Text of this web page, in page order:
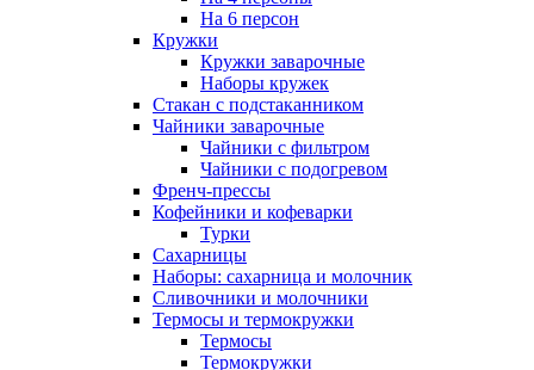
На 6 персон
Кружки
Кружки заварочные
Наборы кружек
Стакан с подстаканником
Чайники заварочные
Чайники с фильтром
Чайники с подогревом
Френч-прессы
Кофейники и кофеварки
Турки
Сахарницы
Наборы: сахарница и молочник
Сливочники и молочники
Термосы и термокружки
Термосы
Термокружки